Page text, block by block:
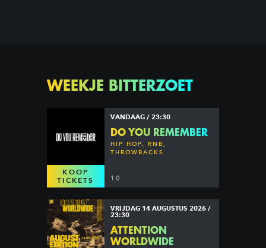
WEEKJE BITTERZOET
KOOP
TICKETS
VANDAAG / 23:30
DO YOU REMEMBER
HIP HOP, RNB,
THROWBACKS
10
VRIJDAG 14 AUGUSTUS 2026 /
23:30
ATTENTION
WORLDWIDE